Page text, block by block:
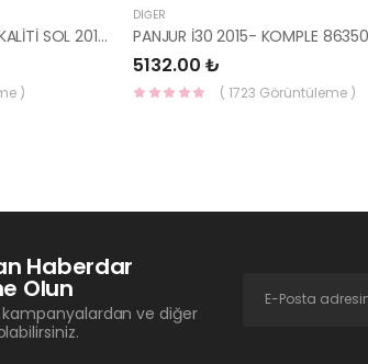
İ20 ARKA ÇAMURLUK DIŞ BAKALİTİ SOL 2015- ( PARLAK SİYAH ) 87360-C8000-YS
)
DIĞER
5132.00 ₺
( 1723 Görüntüleme )
Haberdar
Olun
ve diğer